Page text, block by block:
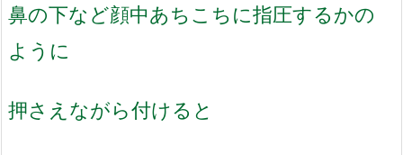
鼻の下など顔中あちこちに指圧するかの
ように
押さえながら付けると